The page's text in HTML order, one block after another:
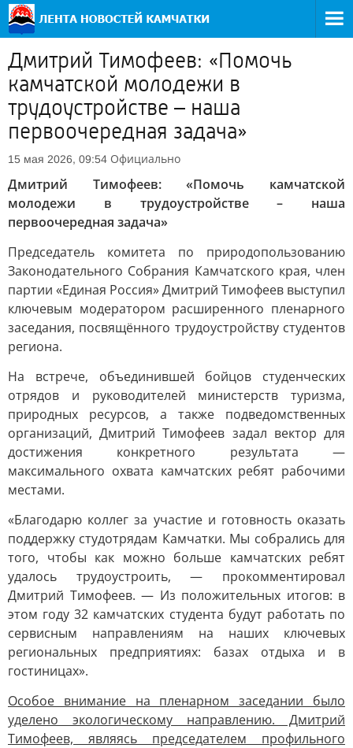
Дмитрий Тимофеев: «Помочь
камчатской молодежи в
трудоустройстве – наша
первоочередная задача»
15 мая 2026, 09:54 Официально
Дмитрий Тимофеев: «Помочь камчатской
молодежи в трудоустройстве – наша
первоочередная задача»
Председатель комитета по природопользованию
Законодательного Собрания Камчатского края, член
партии «Единая Россия» Дмитрий Тимофеев выступил
ключевым модератором расширенного пленарного
заседания, посвящённого трудоустройству студентов
региона.
На встрече, объединившей бойцов студенческих
отрядов и руководителей министерств туризма,
природных ресурсов, а также подведомственных
организаций, Дмитрий Тимофеев задал вектор для
достижения конкретного результата —
максимального охвата камчатских ребят рабочими
местами.
«Благодарю коллег за участие и готовность оказать
поддержку студотрядам Камчатки. Мы собрались для
того, чтобы как можно больше камчатских ребят
удалось трудоустроить, — прокомментировал
Дмитрий Тимофеев. — Из положительных итогов: в
этом году 32 камчатских студента будут работать по
сервисным направлениям на наших ключевых
региональных предприятиях: базах отдыха и в
гостиницах».
Особое внимание на пленарном заседании было
уделено экологическому направлению. Дмитрий
Тимофеев, являясь председателем профильного